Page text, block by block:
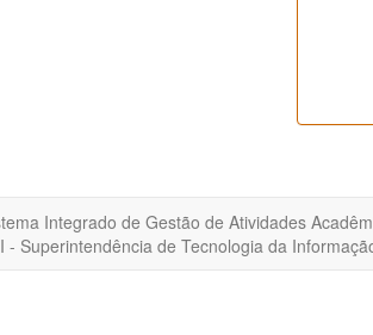
Integrado de Gestão de Atividades
- Superintendência de Tecnologia da